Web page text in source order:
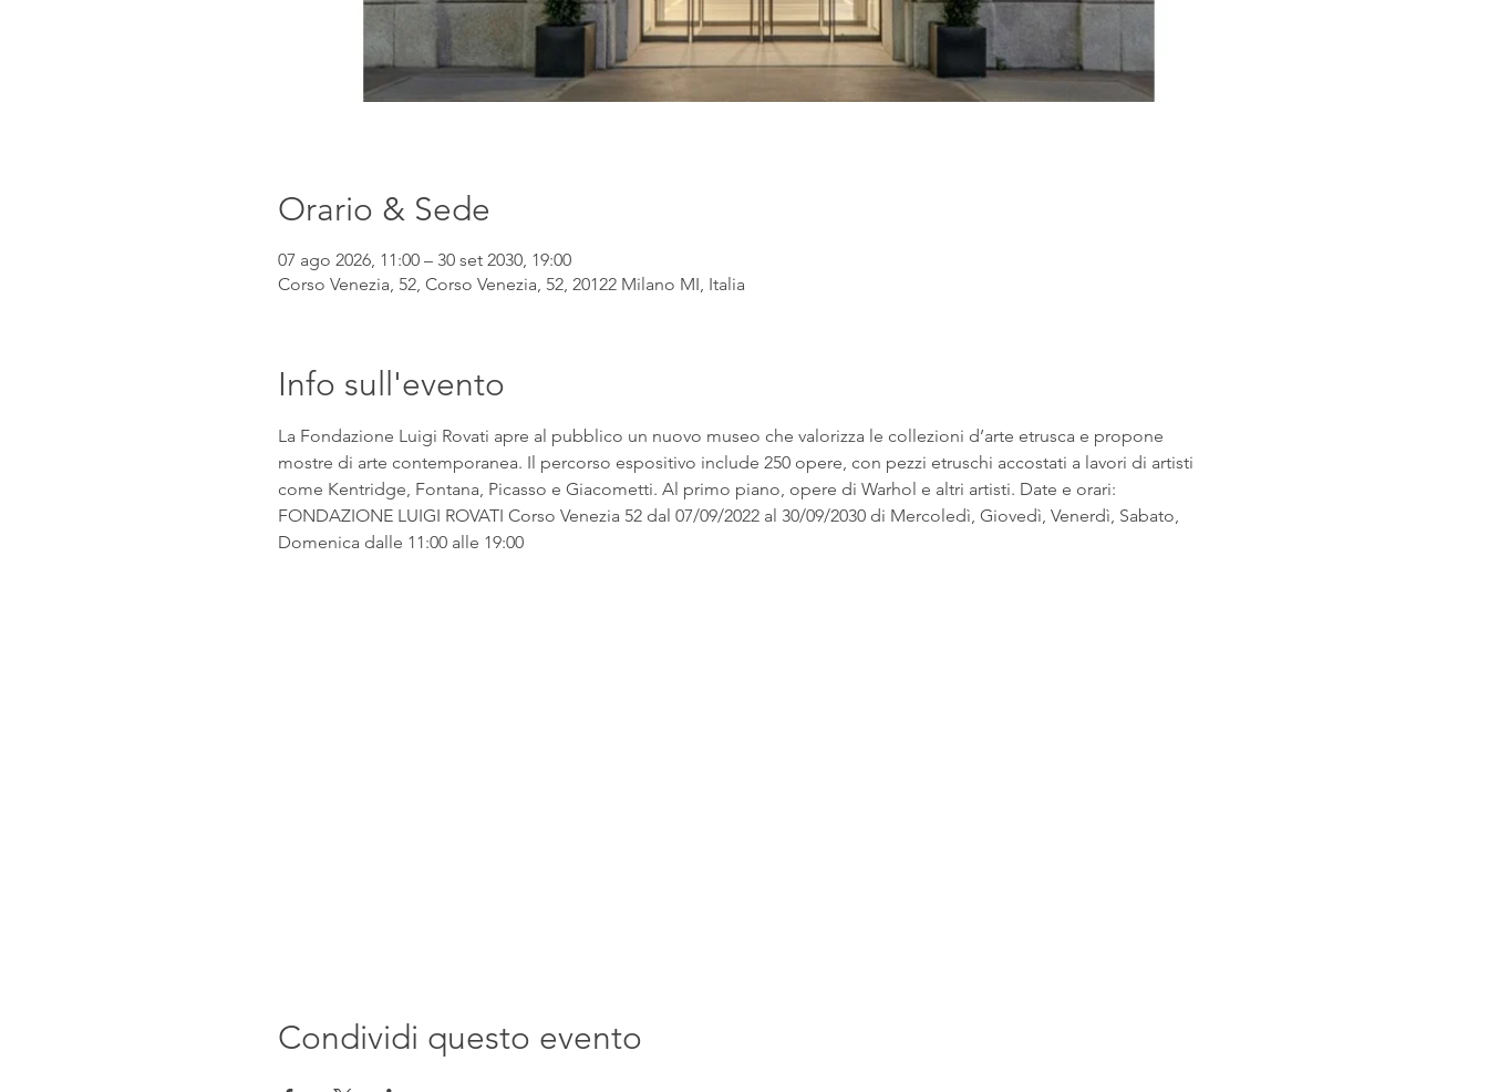
Orario & Sede
07 ago 2026, 11:00 – 30 set 2030, 19:00
Corso Venezia, 52, Corso Venezia, 52, 20122 Milano MI, Italia
Info sull'evento
La Fondazione Luigi Rovati apre al pubblico un nuovo museo che valorizza le collezioni d’arte etrusca e propone
mostre di arte contemporanea. Il percorso espositivo include 250 opere, con pezzi etruschi accostati a lavori di artisti
come Kentridge, Fontana, Picasso e Giacometti. Al primo piano, opere di Warhol e altri artisti. Date e orari:
FONDAZIONE LUIGI ROVATI Corso Venezia 52 dal 07/09/2022 al 30/09/2030 di Mercoledì, Giovedì, Venerdì, Sabato,
Domenica dalle 11:00 alle 19:00
Condividi questo evento